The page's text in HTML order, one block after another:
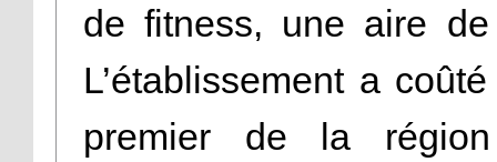
de fitness, une aire
L’établissement a
premier de la